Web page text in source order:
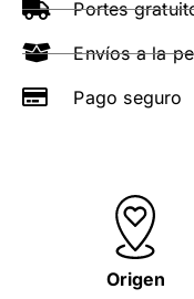
Portes
Envíos a la
Pago seguro
Origen